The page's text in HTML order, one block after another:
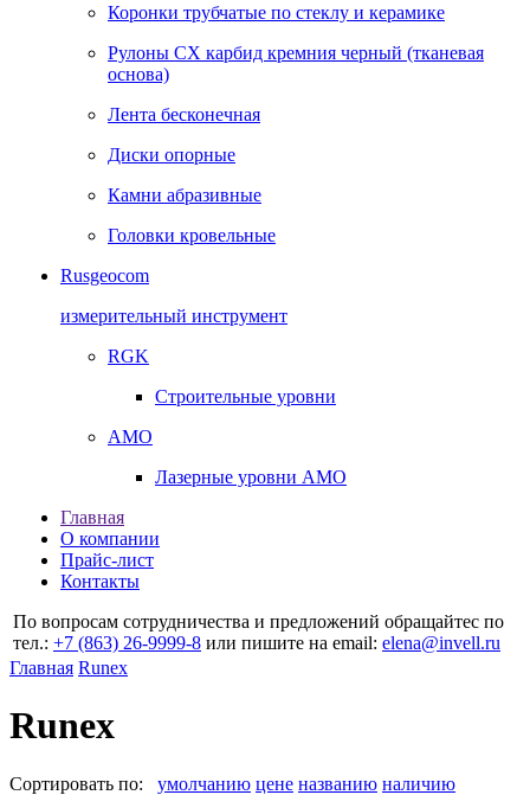
Коронки трубчатые по стеклу и керамике
Рулоны CX карбид кремния черный (тканевая
основа)
Лента бесконечная
Диски опорные
Камни абразивные
Головки кровельные
Rusgeocom
измерительный инструмент
RGK
Строительные уровни
AMO
Лазерные уровни AMO
Главная
О компании
Прайс-лист
Контакты
По вопросам сотрудничества и предложений обращайтес по
тел.: +7 (863) 26‐9999‐8 или пишите на email: elena@invell.ru
Главная Runex
Runex
Сортировать по: умолчанию цене названию наличию